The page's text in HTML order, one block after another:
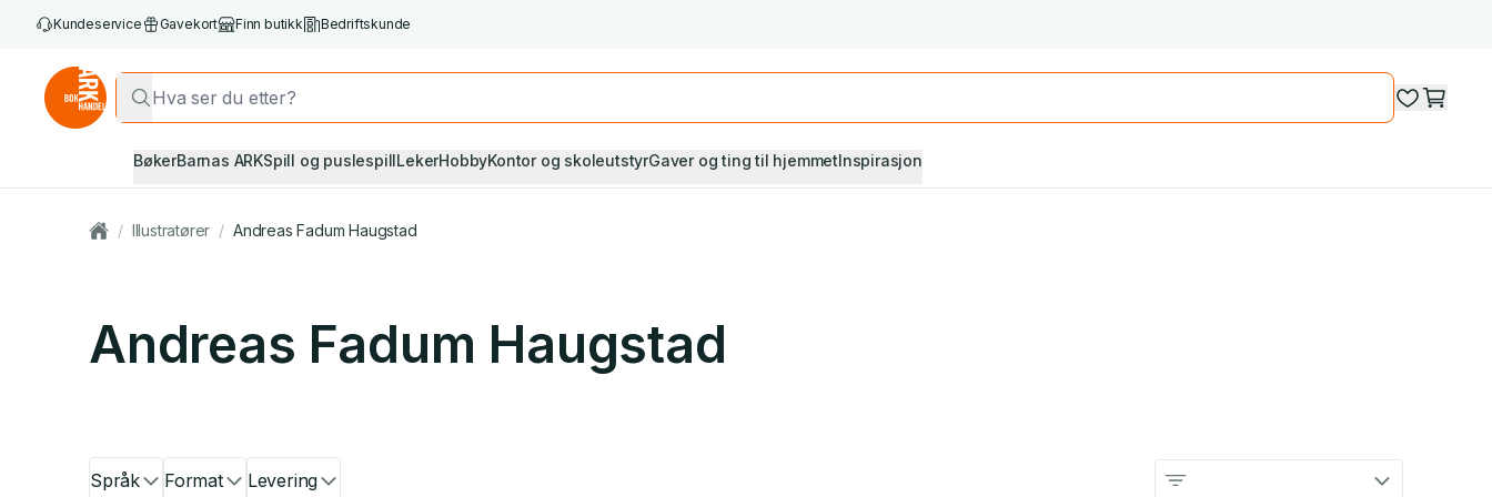
Kundeservice Gavekort Finn butikk Bedriftskunde
BøkerBarnas ARKSpill og puslespillLekerHobbyKontor og skoleutstyrGaver og ting til hjemmetInspirasjon
/ Illustratører / Andreas Fadum Haugstad
Andreas Fadum Haugstad
Språk Format Levering